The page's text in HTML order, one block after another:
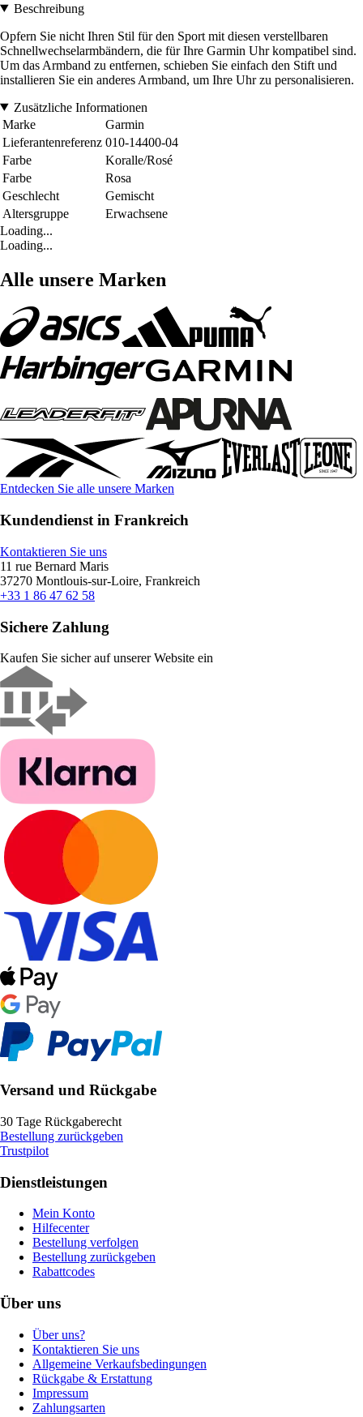
Beschreibung
Opfern Sie nicht Ihren Stil für den Sport mit diesen verstellbaren
Schnellwechselarmbändern, die für Ihre Garmin Uhr kompatibel sind.
Um das Armband zu entfernen, schieben Sie einfach den Stift und
installieren Sie ein anderes Armband, um Ihre Uhr zu personalisieren.
Zusätzliche Informationen
Marke
Garmin
Lieferantenreferenz 010-14400-04
Farbe
Koralle/Rosé
Farbe
Rosa
Geschlecht
Gemischt
Altersgruppe
Erwachsene
Loading...
Loading...
Alle unsere Marken
Entdecken Sie alle unsere Marken
Kundendienst in Frankreich
Kontaktieren Sie uns
11 rue Bernard Maris
37270 Montlouis-sur-Loire, Frankreich
+33 1 86 47 62 58
Sichere Zahlung
Kaufen Sie sicher auf unserer Website ein
Versand und Rückgabe
30 Tage Rückgaberecht
Bestellung zurückgeben
Trustpilot
Dienstleistungen
Mein Konto
Hilfecenter
Bestellung verfolgen
Bestellung zurückgeben
Rabattcodes
Über uns
Über uns?
Kontaktieren Sie uns
Allgemeine Verkaufsbedingungen
Rückgabe & Erstattung
Impressum
Zahlungsarten